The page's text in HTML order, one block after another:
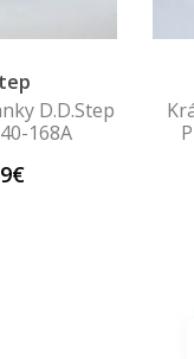
D.D.Step
168A